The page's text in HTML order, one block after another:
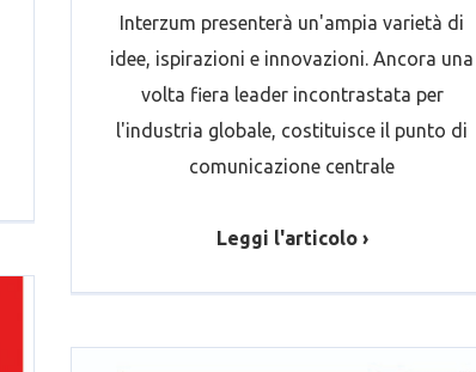
Interzum presenterà un'ampia varietà di
idee, ispirazioni e innovazioni. Ancora una
volta fiera leader incontrastata per
l'industria globale, costituisce il punto di
comunicazione centrale
Leggi l'articolo ›